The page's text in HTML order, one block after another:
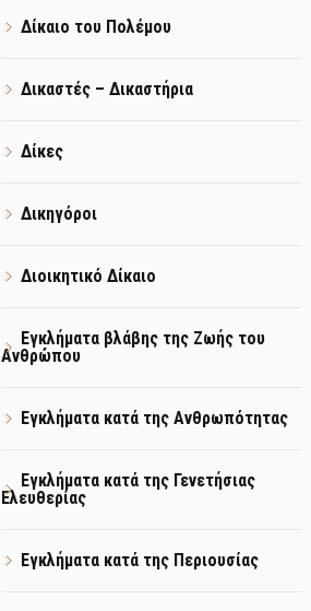
Δίκαιο του Πολέμου
Δικαστές – Δικαστήρια
Δίκες
Δικηγόροι
Διοικητικό Δίκαιο
Εγκλήματα βλάβης της Ζωής του
Ανθρώπου
Εγκλήματα κατά της Ανθρωπότητας
Εγκλήματα κατά της Γενετήσιας
Ελευθερίας
Εγκλήματα κατά της Περιουσίας